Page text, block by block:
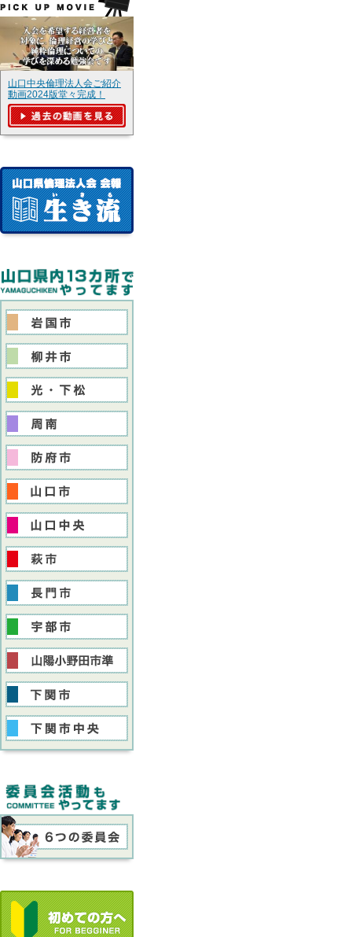
山口中央倫理法人会ご紹介
動画2024版堂々完成！